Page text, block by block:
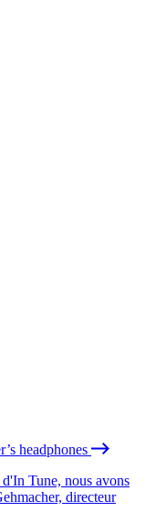
headphones
Tune, nous avons
directeur